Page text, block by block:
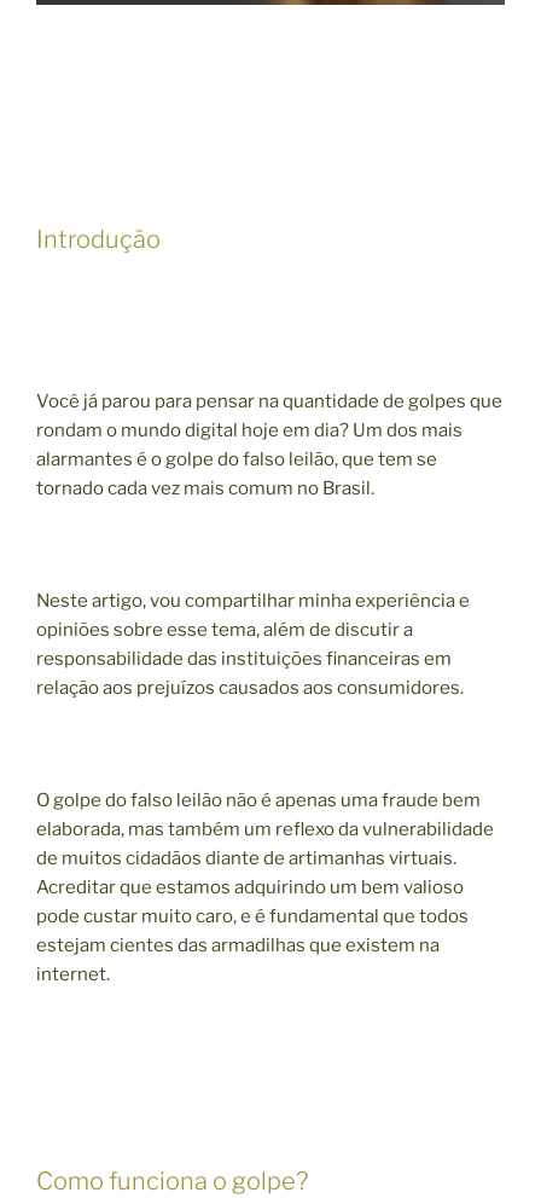
Introdução
Você já parou para pensar na quantidade de golpes que
rondam o mundo digital hoje em dia? Um dos mais
alarmantes é o golpe do falso leilão, que tem se
tornado cada vez mais comum no Brasil.
Neste artigo, vou compartilhar minha experiência e
opiniões sobre esse tema, além de discutir a
responsabilidade das instituições financeiras em
relação aos prejuízos causados aos consumidores.
O golpe do falso leilão não é apenas uma fraude bem
elaborada, mas também um reflexo da vulnerabilidade
de muitos cidadãos diante de artimanhas virtuais.
Acreditar que estamos adquirindo um bem valioso
pode custar muito caro, e é fundamental que todos
estejam cientes das armadilhas que existem na
internet.
Como funciona o golpe?